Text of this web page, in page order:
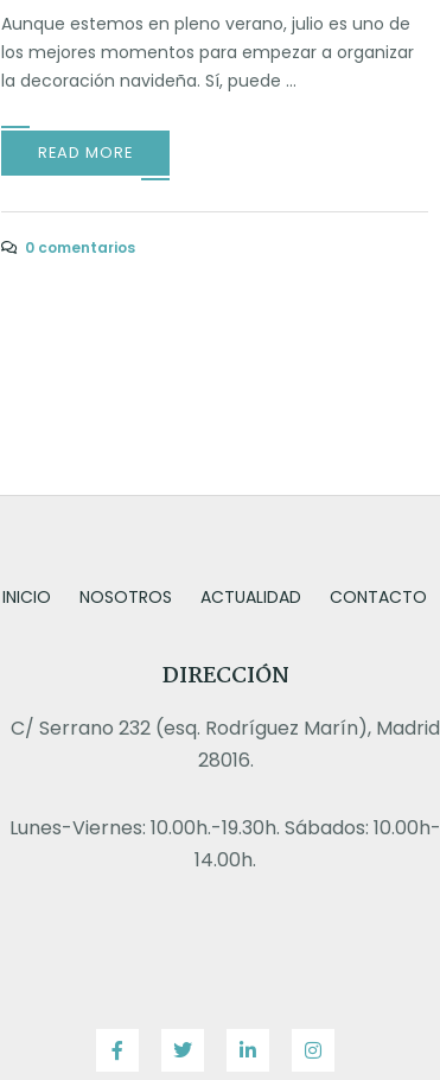
Aunque estemos en pleno verano, julio es uno de
los mejores momentos para empezar a organizar
la decoración navideña. Sí, puede ...
READ MORE
0 comentarios
INICIO NOSOTROS ACTUALIDAD CONTACTO
DIRECCIÓN
C/ Serrano 232 (esq. Rodríguez Marín), Madrid
28016.
Lunes-Viernes: 10.00h.-19.30h. Sábados: 10.00h-
14.00h.